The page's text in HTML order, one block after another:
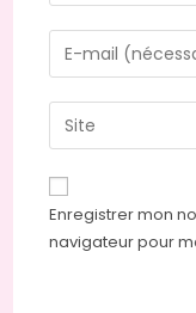
Enregistrer mon
navigateur pour